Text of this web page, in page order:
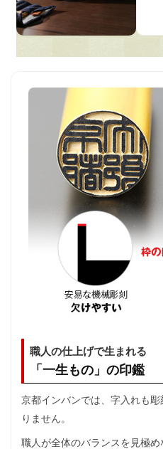
職人の仕上げで生まれる
「一生もの」の印鑑
京都インバンでは、字入れも
りません。
職人が全体のバランスを見極